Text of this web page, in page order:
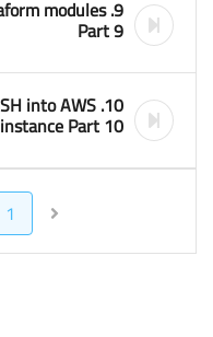
modules
Part 9
into AWS
Part 10
1